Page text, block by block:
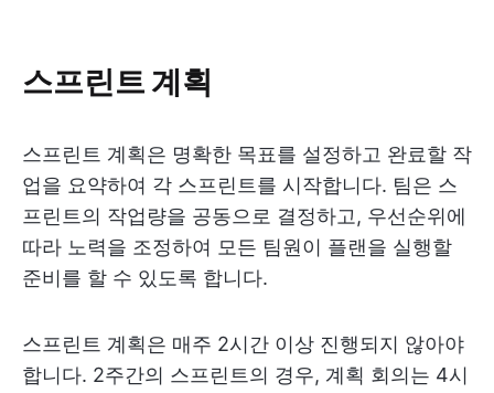
스프린트 계획
스프린트 계획은 명확한 목표를 설정하고 완료할 작
업을 요약하여 각 스프린트를 시작합니다. 팀은 스
프린트의 작업량을 공동으로 결정하고, 우선순위에
따라 노력을 조정하여 모든 팀원이 플랜을 실행할
준비를 할 수 있도록 합니다.
스프린트 계획은 매주 2시간 이상 진행되지 않아야
합니다. 2주간의 스프린트의 경우, 계획 회의는 4시